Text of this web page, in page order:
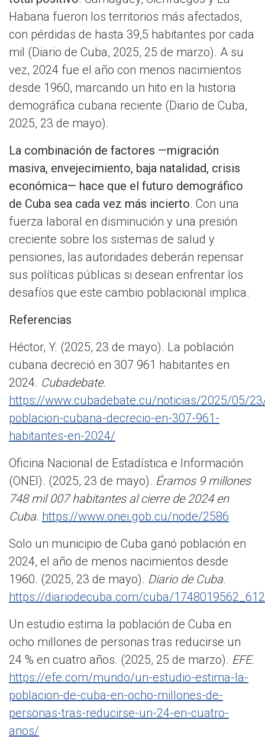
Habana fueron los territorios más afectados,
con pérdidas de hasta 39,5 habitantes por cada
mil (Diario de Cuba, 2025, 25 de marzo). A su
vez, 2024 fue el año con menos nacimientos
desde 1960, marcando un hito en la historia
demográfica cubana reciente (Diario de Cuba,
2025, 23 de mayo).
La combinación de factores —migración
masiva, envejecimiento, baja natalidad, crisis
económica— hace que el futuro demográfico
de Cuba sea cada vez más incierto. Con una
fuerza laboral en disminución y una presión
creciente sobre los sistemas de salud y
pensiones, las autoridades deberán repensar
sus políticas públicas si desean enfrentar los
desafíos que este cambio poblacional implica.
Referencias
Héctor, Y. (2025, 23 de mayo). La población
cubana decreció en 307 961 habitantes en
2024. Cubadebate.
https://www.cubadebate.cu/noticias/2025/05/
poblacion-cubana-decrecio-en-307-961-
habitantes-en-2024/
Oficina Nacional de Estadística e Información
(ONEI). (2025, 23 de mayo). Éramos 9 millones
748 mil 007 habitantes al cierre de 2024 en
Cuba. https://www.onei.gob.cu/node/2586
Solo un municipio de Cuba ganó población en
2024, el año de menos nacimientos desde
1960. (2025, 23 de mayo). Diario de Cuba.
https://diariodecuba.com/cuba/
Un estudio estima la población de Cuba en
ocho millones de personas tras reducirse un
24 % en cuatro años. (2025, 25 de marzo). EFE.
https://efe.com/mundo/un-estudio-estima-la-
poblacion-de-cuba-en-ocho-millones-de-
personas-tras-reducirse-un-24-en-cuatro-
anos/